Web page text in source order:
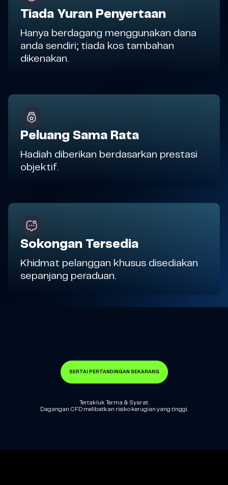
Tiada Yuran Penyertaan
Hanya berdagang menggunakan dana
anda sendiri; tiada kos tambahan
dikenakan.
Peluang Sama Rata
Hadiah diberikan berdasarkan prestasi
objektif.
Sokongan Tersedia
Khidmat pelanggan khusus disediakan
sepanjang peraduan.
SERTAI PERTANDINGAN SEKARANG
Tertakluk Terma & Syarat.
Dagangan CFD melibatkan risiko kerugian yang tinggi.